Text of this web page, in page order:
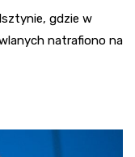
gdzie w
natrafiono na